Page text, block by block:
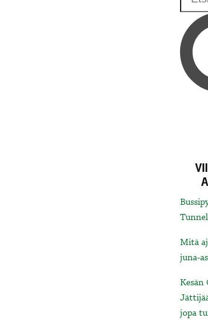
Mitä
juna-
Kesän
jopa